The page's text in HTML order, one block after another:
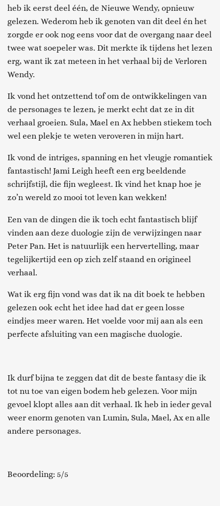
heb ik eerst deel één, de Nieuwe Wendy, opnieuw
gelezen. Wederom heb ik genoten van dit deel én het
zorgde er ook nog eens voor dat de overgang naar deel
twee wat soepeler was. Dit merkte ik tijdens het lezen
erg, want ik zat meteen in het verhaal bij de Verloren
Wendy.
Ik vond het ontzettend tof om de ontwikkelingen van
de personages te lezen, je merkt echt dat ze in dit
verhaal groeien. Sula, Mael en Ax hebben stiekem toch
wel een plekje te weten veroveren in mijn hart.
Ik vond de intriges, spanning en het vleugje romantiek
fantastisch! Jami Leigh heeft een erg beeldende
schrijfstijl, die fijn wegleest. Ik vind het knap hoe je
zo’n wereld zo mooi tot leven kan wekken!
Een van de dingen die ik toch echt fantastisch blijf
vinden aan deze duologie zijn de verwijzingen naar
Peter Pan. Het is natuurlijk een hervertelling, maar
tegelijkertijd een op zich zelf staand en origineel
verhaal.
Wat ik erg fijn vond was dat ik na dit boek te hebben
gelezen ook echt het idee had dat er geen losse
eindjes meer waren. Het voelde voor mij aan als een
perfecte afsluiting van een magische duologie.
Ik durf bijna te zeggen dat dit de beste fantasy die ik
tot nu toe van eigen bodem heb gelezen. Voor mijn
gevoel klopt alles aan dit verhaal. Ik heb in ieder geval
weer enorm genoten van Lumin, Sula, Mael, Ax en alle
andere personages.
Beoordeling: 5/5